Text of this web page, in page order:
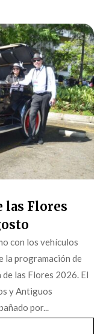
las Flores
con los vehículos
la programación de
las Flores 2026. El
y Antiguos
por...